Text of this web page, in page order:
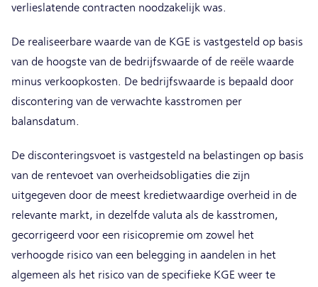
verlieslatende contracten noodzakelijk was.
De realiseerbare waarde van de KGE is vastgesteld op basis
van de hoogste van de bedrijfswaarde of de reële waarde
minus verkoopkosten. De bedrijfswaarde is bepaald door
discontering van de verwachte kasstromen per
balansdatum.
De disconteringsvoet is vastgesteld na belastingen op basis
van de rentevoet van overheidsobligaties die zijn
uitgegeven door de meest kredietwaardige overheid in de
relevante markt, in dezelfde valuta als de kasstromen,
gecorrigeerd voor een risicopremie om zowel het
verhoogde risico van een belegging in aandelen in het
algemeen als het risico van de specifieke KGE weer te